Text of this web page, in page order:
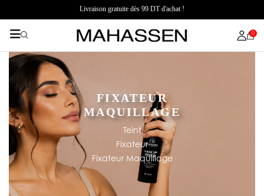
Livraison gratuite dès 99 DT d'achat !
0
FIXATEUR
MAQUILLAGE
Teint
Fixateur
Fixateur Maquillage